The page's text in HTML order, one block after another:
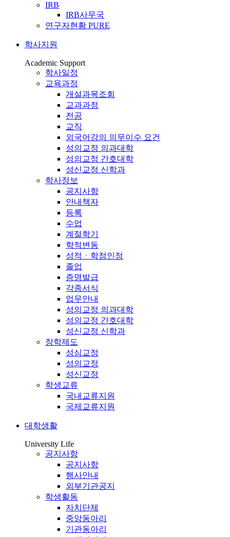
IRB
IRB사무국
연구자현황 PURE
학사지원
Academic Support
학사일정
교육과정
개설과목조회
교과과정
전공
교직
외국어강의 의무이수 요건
성의교정 의과대학
성의교정 간호대학
성신교정 신학과
학사정보
공지사항
안내책자
등록
수업
계절학기
학적변동
성적ㆍ학점인정
졸업
증명발급
각종서식
업무안내
성의교정 의과대학
성의교정 간호대학
성신교정 신학과
장학제도
성심교정
성의교정
성신교정
학생교류
국내교류지원
국제교류지원
대학생활
University Life
공지사항
공지사항
행사안내
외부기관공지
학생활동
자치단체
중앙동아리
기관동아리